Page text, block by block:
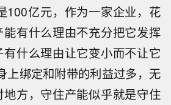
100亿元，作为一家企业，花
能有什么理由不充分把它发挥
什么理由让它变小而不让它
上绑定和附带的利益过多，无
方，守住产能似乎就是守住